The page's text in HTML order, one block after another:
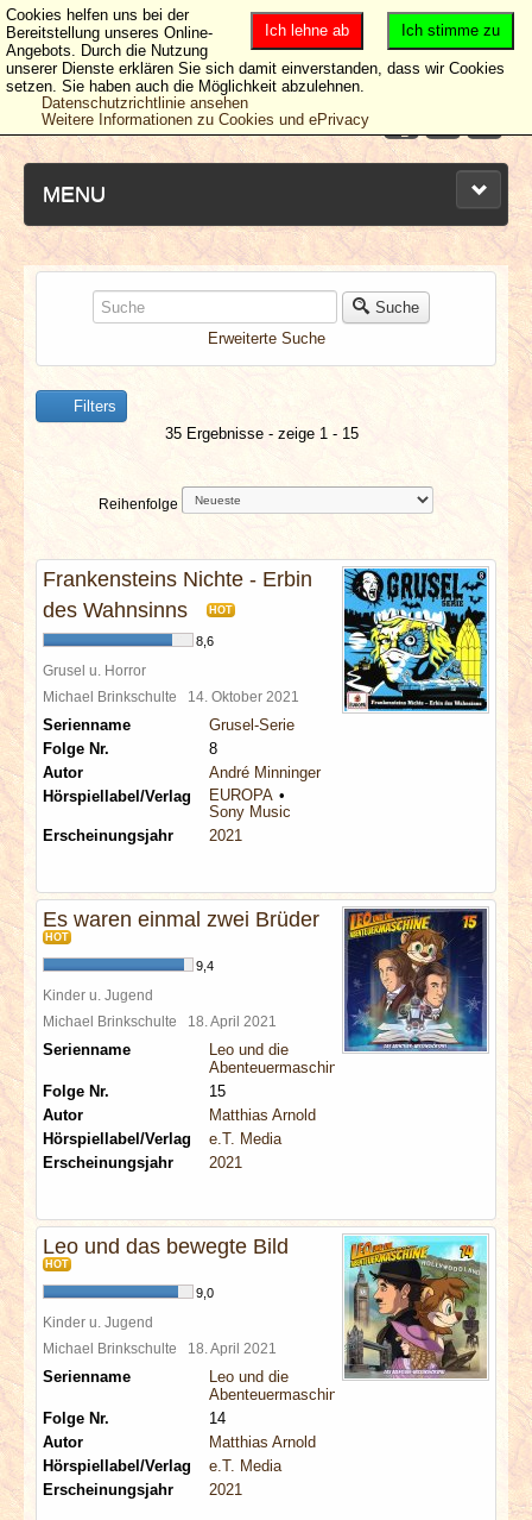
MENU
NEUESTE ARTIKEL
NEWS & DATES
BERICHTE
VERLOSUNGEN
SPECIALS
REDAKTION
LINKS
ARCHIV
Suche
Erweiterte Suche
Filters
35 Ergebnisse - zeige 1 - 15
Reihenfolge
Frankensteins Nichte - Erbin
des Wahnsinns
HOT
8,6
Grusel u. Horror
Michael Brinkschulte 14. Oktober 2021
Serienname
Grusel-Serie
Folge Nr.
8
Autor
André Minninger
Hörspiellabel/Verlag
EUROPA
Sony Music
Erscheinungsjahr
2021
Es waren einmal zwei Brüder
HOT
9,4
Kinder u. Jugend
Michael Brinkschulte 18. April 2021
Serienname
Leo und die
Abenteuermaschine
Folge Nr.
15
Autor
Matthias Arnold
Hörspiellabel/Verlag
e.T. Media
Erscheinungsjahr
2021
Leo und das bewegte Bild
HOT
9,0
Kinder u. Jugend
Michael Brinkschulte 18. April 2021
Serienname
Leo und die
Abenteuermaschine
Folge Nr.
14
Autor
Matthias Arnold
Hörspiellabel/Verlag
e.T. Media
Erscheinungsjahr
2021
Ich stimme zu
Ich lehne ab
Cookies helfen uns bei der
Bereitstellung unseres Online-
Angebots. Durch die Nutzung
unserer Dienste erklären Sie sich damit einverstanden, dass wir Cookies
setzen. Sie haben auch die Möglichkeit abzulehnen.
Datenschutzrichtlinie ansehen
Weitere Informationen zu Cookies und ePrivacy